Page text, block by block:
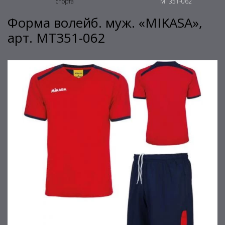
Форма волейб. муж. «MIKASA»,
арт. MT351-062